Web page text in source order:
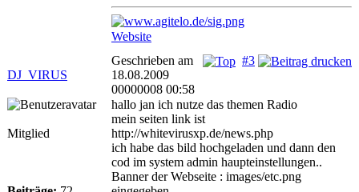
Website
DJ_VIRUS
#3
Geschrieben am
18.08.2009
00000008 00:58
Mitglied
hallo jan ich nutze das themen Radio
mein seiten link ist
http://whitevirusxp.de/news.php
ich habe das bild hochgeladen und dann den
cod im system admin haupteinstellungen..
Banner der Webseite : images/etc.png